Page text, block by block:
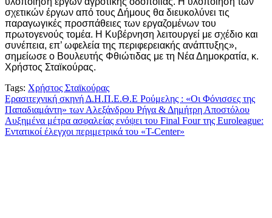
σχετικών έργων από τους Δήμους θα διευκολύνει τις
παραγωγικές προσπάθειες των εργαζομένων του
πρωτογενούς τομέα. Η Κυβέρνηση λειτουργεί με σχέδιο και
συνέπεια, επ’ ωφελεία της περιφερειακής ανάπτυξης»,
σημείωσε ο Βουλευτής Φθιώτιδας με τη Νέα Δημοκρατία, κ.
Χρήστος Σταϊκούρας.
Tags: Χρήστος Σταϊκούρας
Πλοήγηση
άρθρων
Ερασιτεχνική σκηνή Δ.Η.Π.Ε.Θ.Ε Ρούμελης : «Οι Φόνισσες της
Παπαδιαμάντη» των Αλεξάνδρου Ρήγα & Δημήτρη Αποστόλου
Αυξημένα μέτρα ασφαλείας ενόψει του Final Four της Euroleague:
Εντατικοί έλεγχοι περιμετρικά του «T-Center»